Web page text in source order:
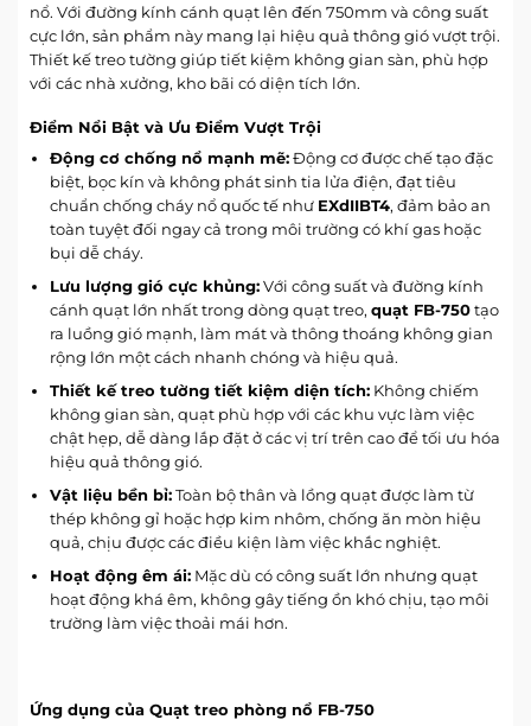
nổ. Với đường kính cánh quạt lên đến 750mm và công suất
cực lớn, sản phẩm này mang lại hiệu quả thông gió vượt trội.
Thiết kế treo tường giúp tiết kiệm không gian sàn, phù hợp
với các nhà xưởng, kho bãi có diện tích lớn.
Điểm Nổi Bật và Ưu Điểm Vượt Trội
Động cơ chống nổ mạnh mẽ:Động cơ được chế tạo đặc
biệt, bọc kín và không phát sinh tia lửa điện, đạt tiêu
chuẩn chống cháy nổ quốc tế như EXdIIBT4, đảm bảo an
toàn tuyệt đối ngay cả trong môi trường có khí gas hoặc
bụi dễ cháy.
Lưu lượng gió cực khủng:Với công suất và đường kính
cánh quạt lớn nhất trong dòng quạt treo, quạt FB-750tạo
ra luồng gió mạnh, làm mát và thông thoáng không gian
rộng lớn một cách nhanh chóng và hiệu quả.
Thiết kế treo tường tiết kiệm diện tích:Không chiếm
không gian sàn, quạt phù hợp với các khu vực làm việc
chật hẹp, dễ dàng lắp đặt ở các vị trí trên cao để tối ưu hóa
hiệu quả thông gió.
Vật liệu bền bỉ:Toàn bộ thân và lồng quạt được làm từ
thép không gỉ hoặc hợp kim nhôm, chống ăn mòn hiệu
quả, chịu được các điều kiện làm việc khắc nghiệt.
Hoạt động êm ái:Mặc dù có công suất lớn nhưng quạt
hoạt động khá êm, không gây tiếng ồn khó chịu, tạo môi
trường làm việc thoải mái hơn.
Ứng dụng của Quạt treo phòng nổ FB-750